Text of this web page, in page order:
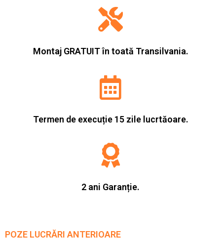
Montaj GRATUIT în toată Transilvania.
Termen de execuție 15 zile lucrtăoare.
2 ani Garanție.
POZE LUCRĂRI ANTERIOARE